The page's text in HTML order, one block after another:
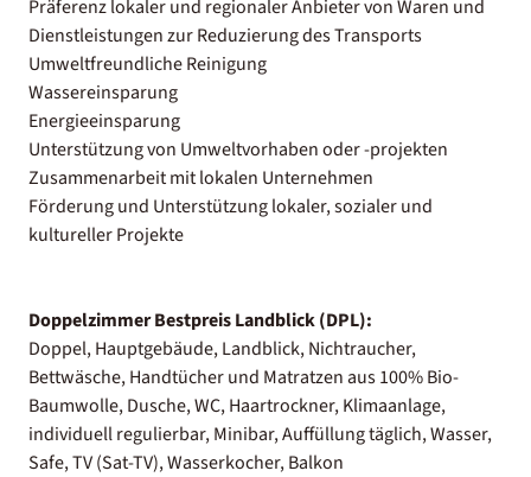
Präferenz lokaler und regionaler Anbieter von Waren und
Dienstleistungen zur Reduzierung des Transports
Umweltfreundliche Reinigung
Wassereinsparung
Energieeinsparung
Unterstützung von Umweltvorhaben oder -projekten
Zusammenarbeit mit lokalen Unternehmen
Förderung und Unterstützung lokaler, sozialer und
kultureller Projekte
Doppelzimmer Bestpreis Landblick (DPL):
Doppel, Hauptgebäude, Landblick, Nichtraucher,
Bettwäsche, Handtücher und Matratzen aus 100% Bio-
Baumwolle, Dusche, WC, Haartrockner, Klimaanlage,
individuell regulierbar, Minibar, Auffüllung täglich, Wasser,
Safe, TV (Sat-TV), Wasserkocher, Balkon